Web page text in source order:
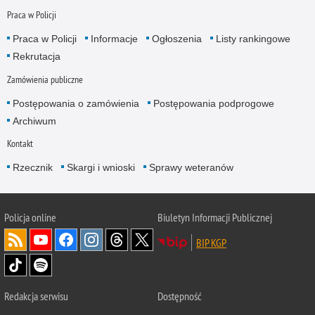
Praca w Policji
Praca w Policji Informacje Ogłoszenia
Listy rankingowe
Rekrutacja
Zamówienia publiczne
Postępowania o zamówienia
Postępowania podprogowe
Archiwum
Kontakt
Rzecznik Skargi i wnioski Sprawy weteranów
Policjaonline
Biuletyn Informacji Publicznej
BIP KGP
Redakcja serwisu
Dostępność